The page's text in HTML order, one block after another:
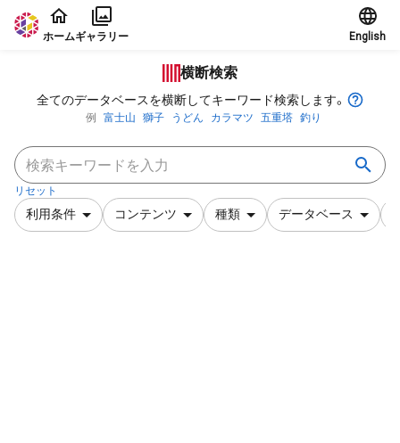
本文に飛ぶ
ホームギャラリー English
横断検索
全てのデータベースを横断してキーワード検索します。
例 富士山 獅子 うどん カラマツ 五重塔 釣り
リセット
利用条件 コンテンツ 種類 データベース